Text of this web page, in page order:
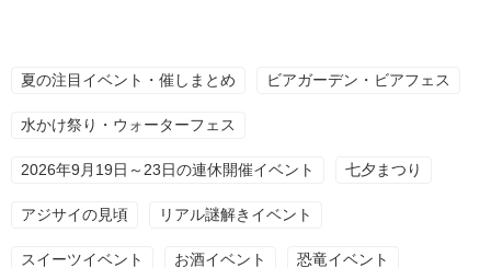
夏の注目イベント・催しまとめ ビアガーデン・ビアフェス
水かけ祭り・ウォーターフェス
2026年9月19日～23日の連休開催イベント 七夕まつり
アジサイの見頃 リアル謎解きイベント
スイーツイベント お酒イベント 恐竜イベント